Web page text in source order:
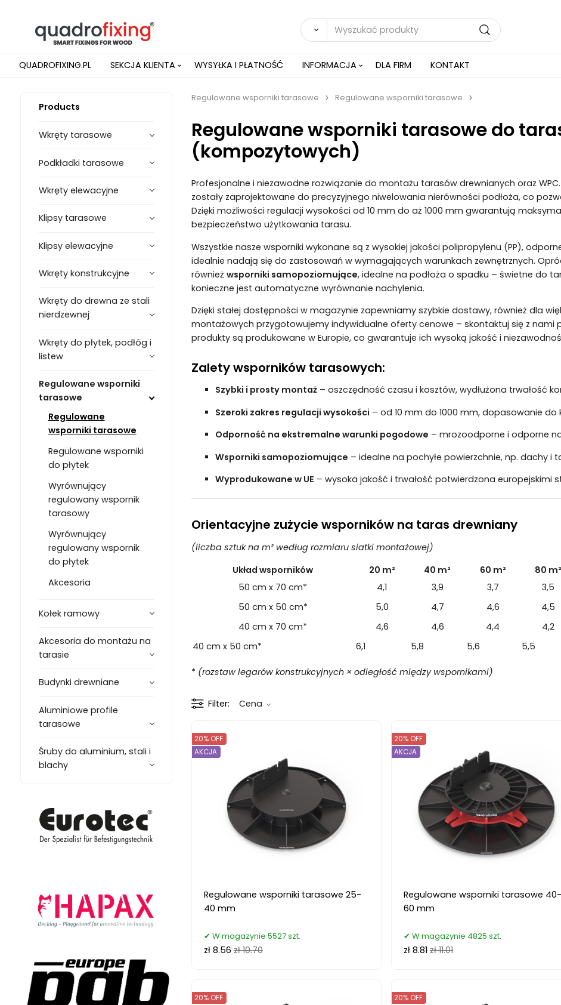
QUADROFIXING.PL SEKCJA KLIENTA WYSYŁKA I PŁATNOŚĆ INFORMACJA DLA FIRM KONTAKT
Products
Wkręty tarasowe
Podkładki tarasowe
Wkręty elewacyjne
Klipsy tarasowe
Klipsy elewacyjne
Wkręty konstrukcyjne
Wkręty do drewna ze stali
nierdzewnej
Wkręty do płytek, podłóg i
listew
Regulowane wsporniki
tarasowe
Regulowane
wsporniki tarasowe
Regulowane wsporniki
do płytek
Wyrównujący
regulowany wspornik
tarasowy
Wyrównujący
regulowany wspornik
do płytek
Akcesoria
Kołek ramowy
Akcesoria do montażu na
tarasie
Budynki drewniane
Aluminiowe profile
tarasowe
Śruby do aluminium, stali i
blachy
Regulowane wsporniki tarasowe Regulowane wsporniki tarasowe
Regulowane wsporniki tarasowe do
(kompozytowych)
Profesjonalne i niezawodne rozwiązanie do montażu tarasów drewnianych oraz
zostały zaprojektowane do precyzyjnego niwelowania nierówności podłoża, co
Dzięki możliwości regulacji wysokości od 10 mm do aż 1000 mm gwarantują
bezpieczeństwo użytkowania tarasu.
Wszystkie nasze wsporniki wykonane są z wysokiej jakości polipropylenu (PP),
idealnie nadają się do zastosowań w wymagających warunkach zewnętrznych.
również wsporniki samopoziomujące, idealne na podłoża o spadku – świetne do
konieczne jest automatyczne wyrównanie nachylenia.
Dzięki stałej dostępności w magazynie zapewniamy szybkie dostawy, również dla
montażowych przygotowujemy indywidualne oferty cenowe – skontaktuj się z nami
produkty są produkowane w Europie, co gwarantuje ich wysoką jakość i
Zalety wsporników tarasowych:
Szybki i prosty montaż– oszczędność czasu i kosztów, wydłużona trwałość
Szeroki zakres regulacji wysokości – od 10 mm do 1000 mm, dopasowanie do
Odporność na ekstremalne warunki pogodowe – mrozoodporne i odporne
Wsporniki samopoziomujące – idealne na pochyłe powierzchnie, np. dachy i
Wyprodukowane w UE – wysoka jakość i trwałość potwierdzona europejskimi
Orientacyjne zużycie wsporników na taras drewniany
(liczba sztuk na m² według rozmiaru siatki montażowej)
Układ wsporników
20 m² 40 m² 60 m² 80 m²
50 cm x 70 cm*
4,1 3,9 3,7 3,5
50 cm x 50 cm*
5,0 4,7 4,6 4,5
40 cm x 70 cm*
4,6 4,6 4,4 4,2
40 cm x 50 cm*
6,1 5,8 5,6 5,5
* (rozstaw legarów konstrukcyjnych × odległość między wspornikami)
Filter Cena
Regulowane wsporniki tarasowe 25-
40 mm
20% OFF
AKCJA
W magazynie 5527 szt.
zł 8.56 zł 10.70
Regulowane wsporniki tarasowe 40-
60 mm
20% OFF
AKCJA
W magazynie 4825 szt.
zł 8.81 zł 11.01
20% OFF
20% OFF